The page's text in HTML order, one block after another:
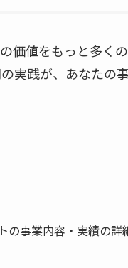
価値をもっと多く
実践が、あなたの
事業内容・実績の詳